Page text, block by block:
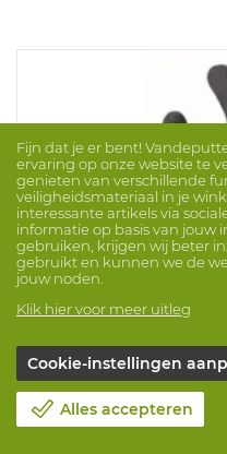
Handschoen
Fijn dat je er bent!
ervaring op onze website te
genieten van verschillende
veiligheidsmateriaal in je
interessante artikels via
informatie op basis van jouw
gebruiken, krijgen wij beter
gebruikt en kunnen we de
jouw noden.
Klik hier voor meer uitleg
Cookie-instellingen
Alles accepteren